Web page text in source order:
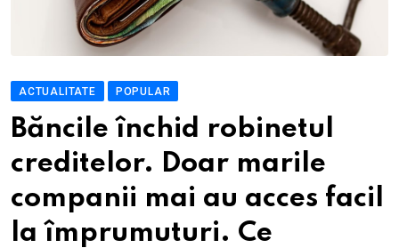
ACTUALITATE POPULAR
Băncile închid robinetul
creditelor. Doar marile
companii mai au acces facil
la împrumuturi. Ce